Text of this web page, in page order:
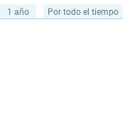
1 año Por todo el tiempo